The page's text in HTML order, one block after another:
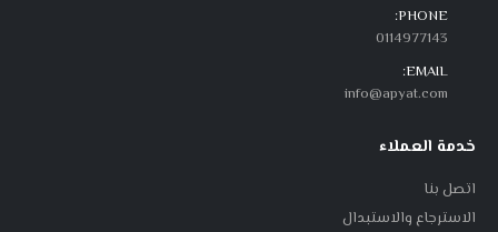
PHONE:
0114977143
EMAIL:
info@apyat.com
خدمة العملاء
اتصل بنا
الاسترجاع والاستبدال